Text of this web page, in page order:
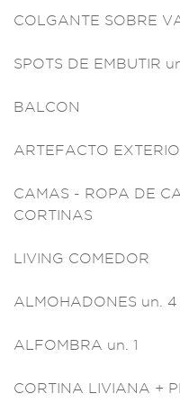
COLGANTE SOBRE
SPOTS DE EMBUTIR
BALCON
ARTEFACTO EXTE
CAMAS - ROPA DE
CORTINAS
LIVING COMEDOR
ALMOHADONES un. 4
ALFOMBRA un. 1
CORTINA LIVIANA +